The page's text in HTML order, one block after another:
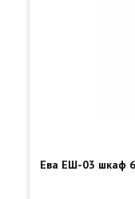
Ева ЕШ-03 шкаф